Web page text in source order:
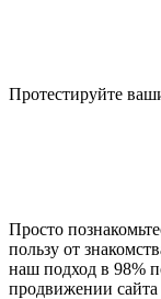
Протестируйте
Просто
пользу от
наш подход в 98%
продвижении сайта